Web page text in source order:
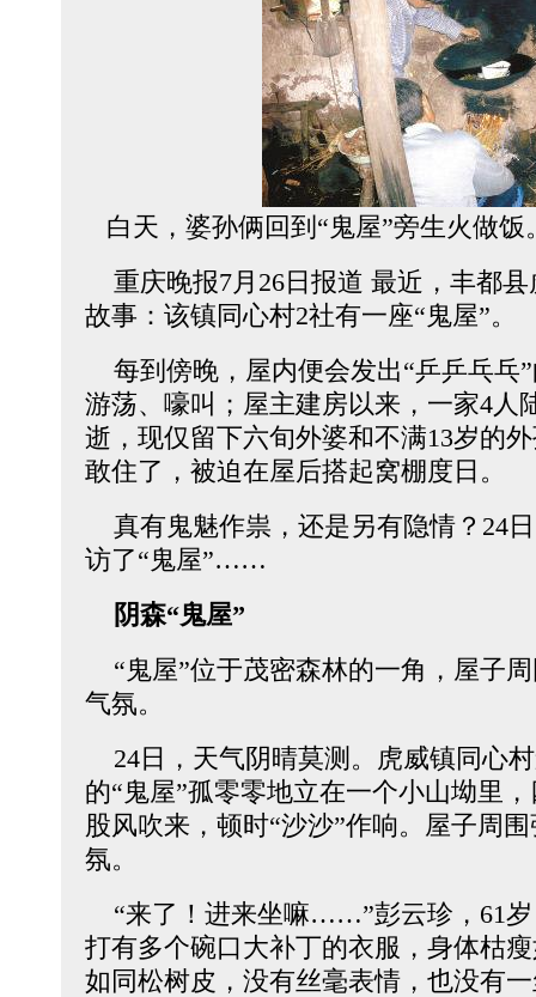
白天，婆孙俩回到“鬼屋”旁生火做饭
重庆晚报7月26日报道 最近，丰都
故事：该镇同心村2社有一座“鬼屋”。
每到傍晚，屋内便会发出“乒乒乓乓
游荡、嚎叫；屋主建房以来，一家4人
逝，现仅留下六旬外婆和不满13岁的
敢住了，被迫在屋后搭起窝棚度日。
真有鬼魅作祟，还是另有隐情？24
访了“鬼屋”……
阴森“鬼屋”
“鬼屋”位于茂密森林的一角，屋子
气氛。
24日，天气阴晴莫测。虎威镇同心
的“鬼屋”孤零零地立在一个小山坳里
股风吹来，顿时“沙沙”作响。屋子周
氛。
“来了！进来坐嘛……”彭云珍，61岁
打有多个碗口大补丁的衣服，身体枯
如同松树皮，没有丝毫表情，也没有